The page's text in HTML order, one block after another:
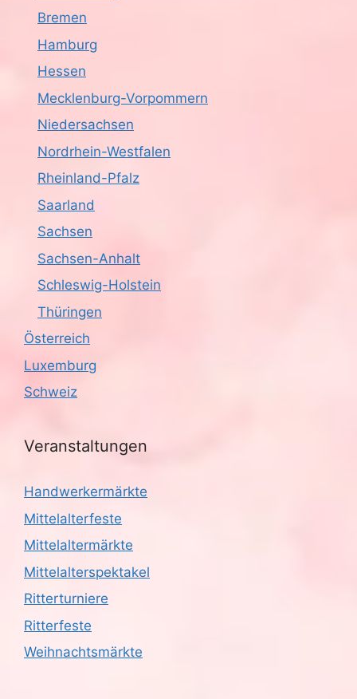
Bremen
Hamburg
Hessen
Mecklenburg-Vorpommern
Niedersachsen
Nordrhein-Westfalen
Rheinland-Pfalz
Saarland
Sachsen
Sachsen-Anhalt
Schleswig-Holstein
Thüringen
Österreich
Luxemburg
Schweiz
Veranstaltungen
Handwerkermärkte
Mittelalterfeste
Mittelaltermärkte
Mittelalterspektakel
Ritterturniere
Ritterfeste
Weihnachtsmärkte